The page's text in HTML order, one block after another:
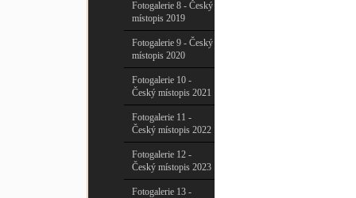
Fotogalerie 8 - Český
místopis 2019
Fotogalerie 9 - Český
místopis 2020
Fotogalerie 10 -
Český místopis 2021
Fotogalerie 11 -
Český místopis 2022
Fotogalerie 12 -
Český místopis 2023
Fotogalerie 13 -